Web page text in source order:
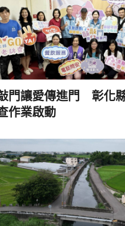
門讓愛傳進門 彰化
作業啟動